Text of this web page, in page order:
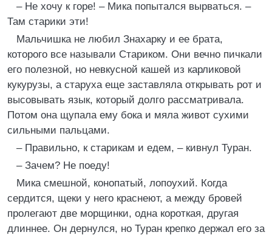
– Не хочу к горе! – Мика попытался вырваться. –
Там старики эти!
Мальчишка не любил Знахарку и ее брата,
которого все называли Стариком. Они вечно пичкали
его полезной, но невкусной кашей из карликовой
кукурузы, а старуха еще заставляла открывать рот и
высовывать язык, который долго рассматривала.
Потом она щупала ему бока и мяла живот сухими
сильными пальцами.
– Правильно, к старикам и едем, – кивнул Туран.
– Зачем? Не поеду!
Мика смешной, конопатый, лопоухий. Когда
сердится, щеки у него краснеют, а между бровей
пролегают две морщинки, одна короткая, другая
длиннее. Он дернулся, но Туран крепко держал его за